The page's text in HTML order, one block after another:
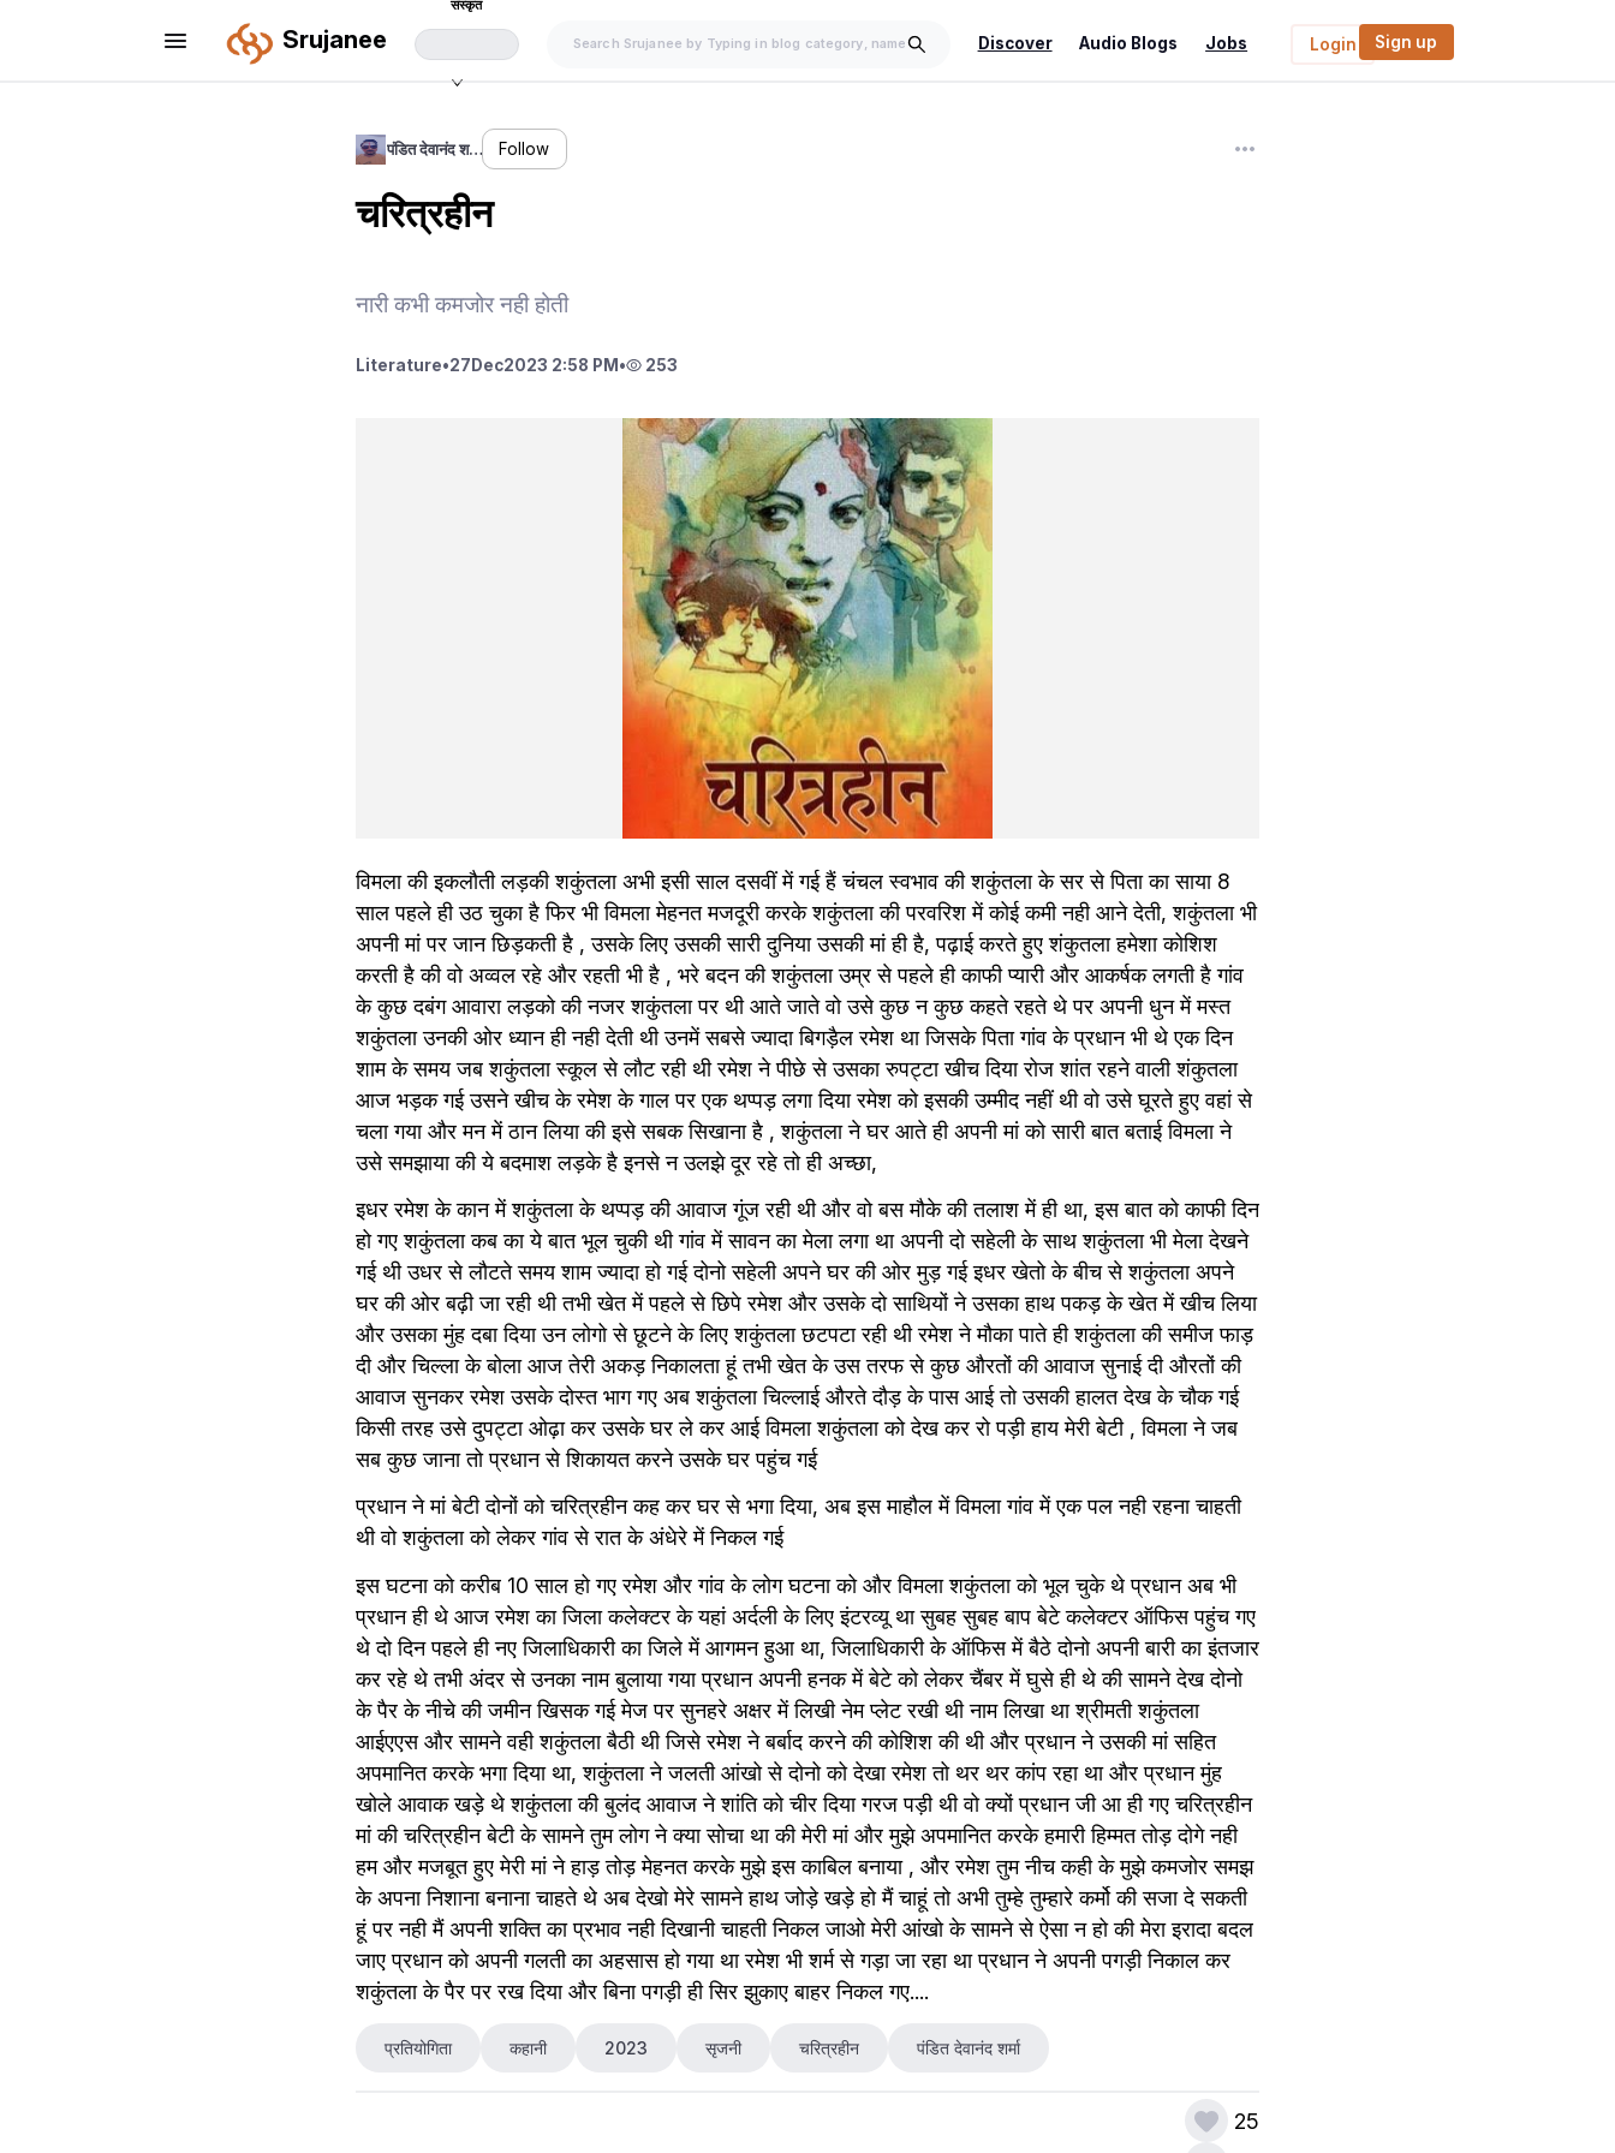
Srujanee
संस्कृत
Discover Audio Blogs Jobs Login Sign up
पंडित देवानंद श… Follow
चरित्रहीन
नारी कभी कमजोर नही होती
Literature•27 Dec2023 2:58 PM • 253
विमला की इकलौती लड़की शकुंतला अभी इसी साल दसवीं में गई हैं चंचल स्वभाव की शकुंतला के सर से पिता का साया 8
साल पहले ही उठ चुका है फिर भी विमला मेहनत मजदूरी करके शकुंतला की परवरिश में कोई कमी नही आने देती, शकुंतला भी
अपनी मां पर जान छिड़कती है , उसके लिए उसकी सारी दुनिया उसकी मां ही है, पढ़ाई करते हुए शंकुतला हमेशा कोशिश
करती है की वो अव्वल रहे और रहती भी है , भरे बदन की शकुंतला उम्र से पहले ही काफी प्यारी और आकर्षक लगती है गांव
के कुछ दबंग आवारा लड़को की नजर शकुंतला पर थी आते जाते वो उसे कुछ न कुछ कहते रहते थे पर अपनी धुन में मस्त
शकुंतला उनकी ओर ध्यान ही नही देती थी उनमें सबसे ज्यादा बिगड़ैल रमेश था जिसके पिता गांव के प्रधान भी थे एक दिन
शाम के समय जब शकुंतला स्कूल से लौट रही थी रमेश ने पीछे से उसका रुपट्टा खीच दिया रोज शांत रहने वाली शंकुतला
आज भड़क गई उसने खीच के रमेश के गाल पर एक थप्पड़ लगा दिया रमेश को इसकी उम्मीद नहीं थी वो उसे घूरते हुए वहां से
चला गया और मन में ठान लिया की इसे सबक सिखाना है , शकुंतला ने घर आते ही अपनी मां को सारी बात बताई विमला ने
उसे समझाया की ये बदमाश लड़के है इनसे न उलझे दूर रहे तो ही अच्छा,
इधर रमेश के कान में शकुंतला के थप्पड़ की आवाज गूंज रही थी और वो बस मौके की तलाश में ही था, इस बात को काफी दिन
हो गए शकुंतला कब का ये बात भूल चुकी थी गांव में सावन का मेला लगा था अपनी दो सहेली के साथ शकुंतला भी मेला देखने
गई थी उधर से लौटते समय शाम ज्यादा हो गई दोनो सहेली अपने घर की ओर मुड़ गई इधर खेतो के बीच से शकुंतला अपने
घर की ओर बढ़ी जा रही थी तभी खेत में पहले से छिपे रमेश और उसके दो साथियों ने उसका हाथ पकड़ के खेत में खीच लिया
और उसका मुंह दबा दिया उन लोगो से छूटने के लिए शकुंतला छटपटा रही थी रमेश ने मौका पाते ही शकुंतला की समीज फाड़
दी और चिल्ला के बोला आज तेरी अकड़ निकालता हूं तभी खेत के उस तरफ से कुछ औरतों की आवाज सुनाई दी औरतों की
आवाज सुनकर रमेश उसके दोस्त भाग गए अब शकुंतला चिल्लाई औरते दौड़ के पास आई तो उसकी हालत देख के चौक गई
किसी तरह उसे दुपट्टा ओढ़ा कर उसके घर ले कर आई विमला शकुंतला को देख कर रो पड़ी हाय मेरी बेटी , विमला ने जब
सब कुछ जाना तो प्रधान से शिकायत करने उसके घर पहुंच गई
प्रधान ने मां बेटी दोनों को चरित्रहीन कह कर घर से भगा दिया, अब इस माहौल में विमला गांव में एक पल नही रहना चाहती
थी वो शकुंतला को लेकर गांव से रात के अंधेरे में निकल गई
इस घटना को करीब 10 साल हो गए रमेश और गांव के लोग घटना को और विमला शकुंतला को भूल चुके थे प्रधान अब भी
प्रधान ही थे आज रमेश का जिला कलेक्टर के यहां अर्दली के लिए इंटरव्यू था सुबह सुबह बाप बेटे कलेक्टर ऑफिस पहुंच गए
थे दो दिन पहले ही नए जिलाधिकारी का जिले में आगमन हुआ था, जिलाधिकारी के ऑफिस में बैठे दोनो अपनी बारी का इंतजार
कर रहे थे तभी अंदर से उनका नाम बुलाया गया प्रधान अपनी हनक में बेटे को लेकर चैंबर में घुसे ही थे की सामने देख दोनो
के पैर के नीचे की जमीन खिसक गई मेज पर सुनहरे अक्षर में लिखी नेम प्लेट रखी थी नाम लिखा था श्रीमती शकुंतला
आईएएस और सामने वही शकुंतला बैठी थी जिसे रमेश ने बर्बाद करने की कोशिश की थी और प्रधान ने उसकी मां सहित
अपमानित करके भगा दिया था, शकुंतला ने जलती आंखो से दोनो को देखा रमेश तो थर थर कांप रहा था और प्रधान मुंह
खोले आवाक खड़े थे शकुंतला की बुलंद आवाज ने शांति को चीर दिया गरज पड़ी थी वो क्यों प्रधान जी आ ही गए चरित्रहीन
मां की चरित्रहीन बेटी के सामने तुम लोग ने क्या सोचा था की मेरी मां और मुझे अपमानित करके हमारी हिम्मत तोड़ दोगे नही
हम और मजबूत हुए मेरी मां ने हाड़ तोड़ मेहनत करके मुझे इस काबिल बनाया , और रमेश तुम नीच कही के मुझे कमजोर समझ
के अपना निशाना बनाना चाहते थे अब देखो मेरे सामने हाथ जोड़े खड़े हो मैं चाहूं तो अभी तुम्हे तुम्हारे कर्मो की सजा दे सकती
हूं पर नही मैं अपनी शक्ति का प्रभाव नही दिखानी चाहती निकल जाओ मेरी आंखो के सामने से ऐसा न हो की मेरा इरादा बदल
जाए प्रधान को अपनी गलती का अहसास हो गया था रमेश भी शर्म से गड़ा जा रहा था प्रधान ने अपनी पगड़ी निकाल कर
शकुंतला के पैर पर रख दिया और बिना पगड़ी ही सिर झुकाए बाहर निकल गए....
प्रतियोगिता कहानी 2023 सृजनी चरित्रहीन पंडित देवानंद शर्मा
25